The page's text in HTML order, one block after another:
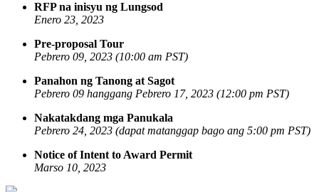
RFP na inisyu ng Lungsod
Enero 23, 2023
Pre-proposal Tour
Pebrero 09, 2023 (10:00 am PST)
Panahon ng Tanong at Sagot
Pebrero 09 hanggang Pebrero 17, 2023 (12:00 pm PST)
Nakatakdang mga Panukala
Pebrero 24, 2023 (dapat matanggap bago ang 5:00 pm PST)
Notice of Intent to Award Permit
Marso 10, 2023